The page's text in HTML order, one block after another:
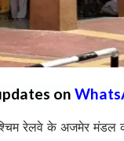
on
रेलवे के अजमेर